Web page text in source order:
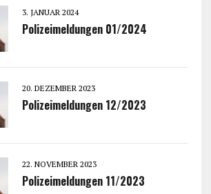
3. JANUAR 2024
Polizeimeldungen 01/2024
20. DEZEMBER 2023
Polizeimeldungen 12/2023
22. NOVEMBER 2023
Polizeimeldungen 11/2023